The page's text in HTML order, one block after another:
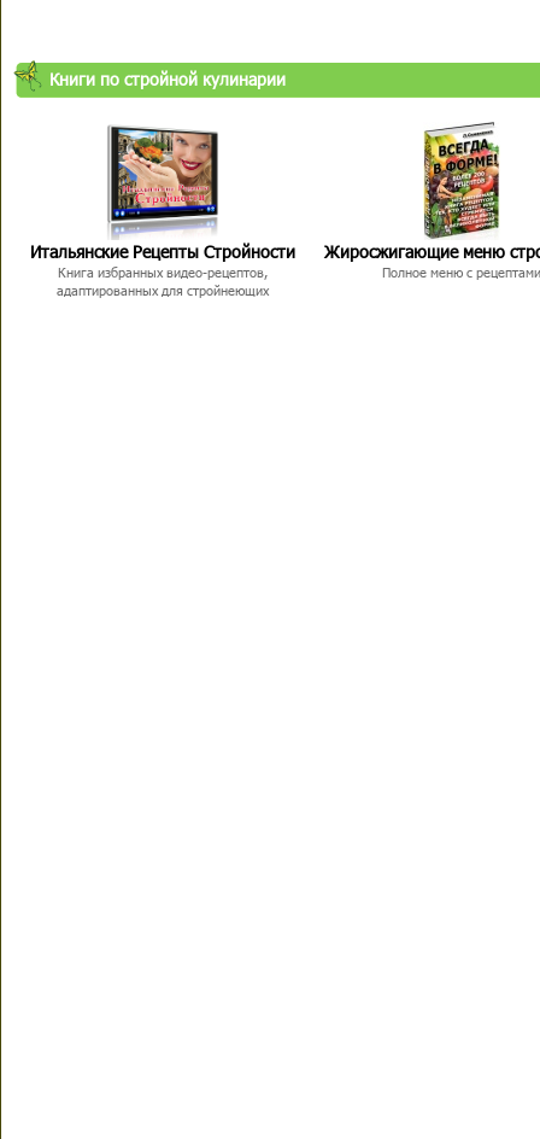
Книги по стройной кулинарии
Итальянские Рецепты Стройности
Книга избранных видео-рецептов,
адаптированных для стройнеющих
Жиросжигающие меню
Полное меню с рецептами